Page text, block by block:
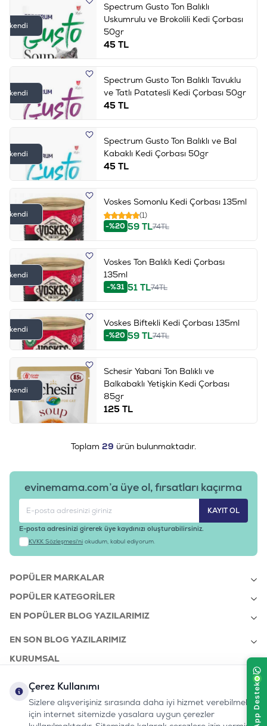
Tükendi
Spectrum Gusto Ton Balıklı
Uskumrulu ve Brokolili Kedi Çorbası
50gr
45TL
Tükendi
Spectrum Gusto Ton Balıklı Tavuklu
ve Tatlı Patatesli Kedi Çorbası 50gr
45TL
Tükendi
Spectrum Gusto Ton Balıklı ve Bal
Kabaklı Kedi Çorbası 50gr
45TL
Tükendi
Voskes Somonlu Kedi Çorbası 135ml
(1)
-%20 59TL74TL
Tükendi
Voskes Ton Balıklı Kedi Çorbası
135ml
-%31 51TL74TL
Tükendi
Voskes Biftekli Kedi Çorbası 135ml
-%20 59TL74TL
Tükendi
Schesir Yabani Ton Balıklı ve
Balkabaklı Yetişkin Kedi Çorbası
85gr
125TL
Toplam 29 ürün bulunmaktadır.
evinemama.com’a üye ol, fırsatları kaçırma
KAYIT OL
E-posta adresinizi girerek üye kaydınızı oluşturabilirsiniz.
KVKK Sözleşmesi'ni okudum, kabul ediyorum.
POPÜLER MARKALAR
POPÜLER KATEGORILER
EN POPÜLER BLOG YAZILARIMIZ
EN SON BLOG YAZILARIMIZ
KURUMSAL
bizi takip edin:
Instagram
Youtube
TiktokFacebook
Linkedin
www.evinemama.com
0232 7000 212
%100 MUTLU
MÜŞTERI HATTI
(haftaiçi 09.00-17.00)
Çerez Kullanımı
Sizlere alışverişiniz sırasında daha iyi hizmet verebilmek
için internet sitemizde yasalara uygun çerezler